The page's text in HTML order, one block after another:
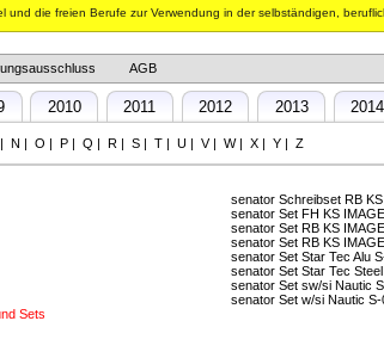
die freien Berufe zur Verwendung in der selbständigen,
AGB
2010 2011 2012 2013 2014
N O P| Q R| S| T| U| V| W| X| Y| Z
Sets
senator Schreibset RB
senator Set FH KS
senator Set RB KS
senator Set RB KS
senator Set Star Tec Alu
senator Set Star Tec
senator Set sw/si Nautic
senator Set w/si Nautic